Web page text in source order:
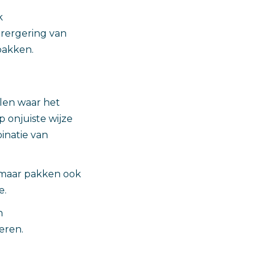
van
waar het
onjuiste wijze
van
pakken ook